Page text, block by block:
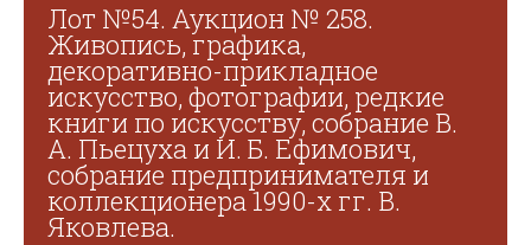
Лот №54. Аукцион № 258.
Живопись, графика,
декоративно-прикладное
искусство, фотографии, редкие
книги по искусству, собрание В.
А. Пьецуха и И. Б. Ефимович,
собрание предпринимателя и
коллекционера 1990-х гг. В.
Яковлева.